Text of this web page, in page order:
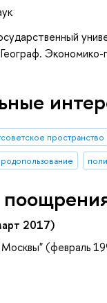
пространство
2017)
(февраль